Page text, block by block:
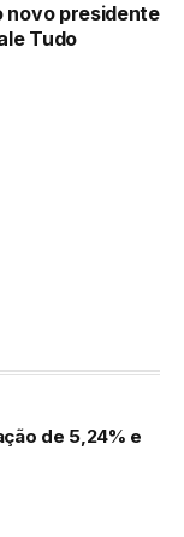
novo presidente
Tudo
de 5,24% e